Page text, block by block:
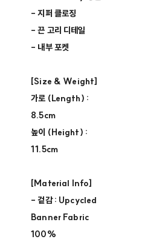
- 지퍼 클로징​
- 끈 고리 디테일
- 내부 포켓
[Size & Weight]
가로 (Length) :
8.5cm
높이 (Height) :
11.5cm
[Material Info]
- 겉감 : Upcycled
Banner Fabric
100%